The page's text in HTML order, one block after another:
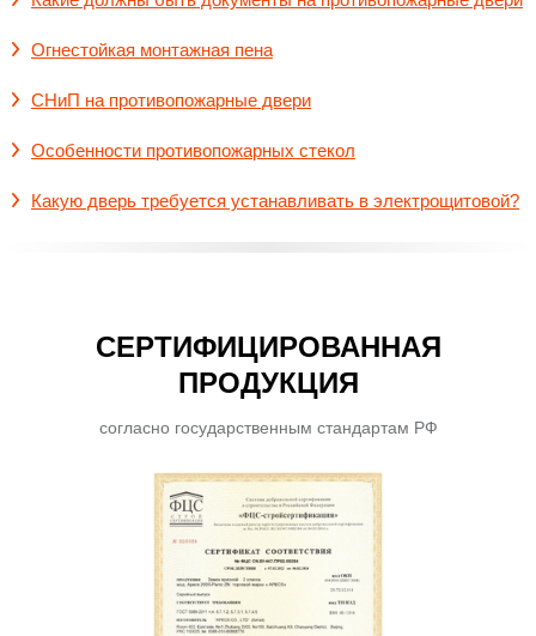
Огнестойкая монтажная пена
СНиП на противопожарные двери
Особенности противопожарных стекол
Какую дверь требуется устанавливать в электрощитовой?
СЕРТИФИЦИРОВАННАЯ
ПРОДУКЦИЯ
согласно государственным стандартам РФ